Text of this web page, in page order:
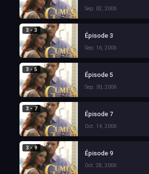
Sep. 02, 2006
3 - 3
Épisode 3
Sep. 16, 2006
3 - 5
Épisode 5
Sep. 30, 2006
3 - 7
Épisode 7
Oct. 14, 2006
3 - 9
Épisode 9
Oct. 28, 2006